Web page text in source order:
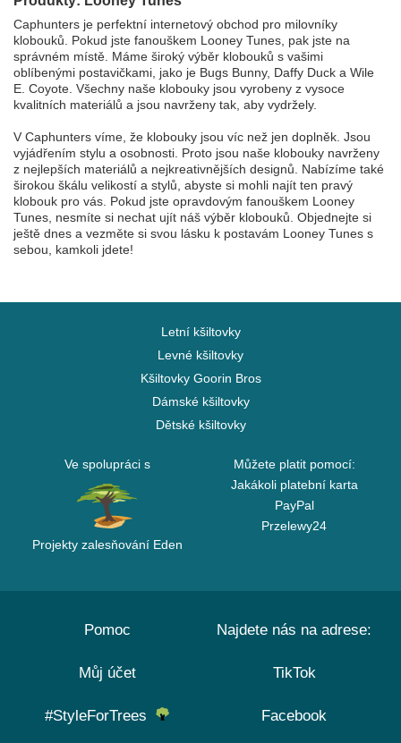
Caphunters je perfektní internetový obchod pro milovníky
klobouků. Pokud jste fanouškem Looney Tunes, pak jste na
správném místě. Máme široký výběr klobouků s vašimi
oblíbenými postavičkami, jako je Bugs Bunny, Daffy Duck a Wile
E. Coyote. Všechny naše klobouky jsou vyrobeny z vysoce
kvalitních materiálů a jsou navrženy tak, aby vydržely.
V Caphunters víme, že klobouky jsou víc než jen doplněk. Jsou
vyjádřením stylu a osobnosti. Proto jsou naše klobouky navrženy
z nejlepších materiálů a nejkreativnějších designů. Nabízíme také
širokou škálu velikostí a stylů, abyste si mohli najít ten pravý
klobouk pro vás. Pokud jste opravdovým fanouškem Looney
Tunes, nesmíte si nechat ujít náš výběr klobouků. Objednejte si
ještě dnes a vezměte si svou lásku k postavám Looney Tunes s
sebou, kamkoli jdete!
Letní kšiltovky
Levné kšiltovky
Kšiltovky Goorin Bros
Dámské kšiltovky
Dětské kšiltovky
Ve spolupráci s
Projekty zalesňování Eden
Můžete platit pomocí:
Jakákoli platební karta
PayPal
Przelewy24
Pomoc
Můj účet
#StyleForTrees
Najdete nás na adrese:
TikTok
Facebook